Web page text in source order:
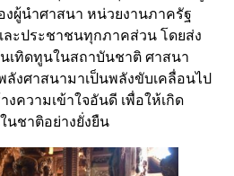
ผู้นำศาสนา หน่วยงานภาครัฐ
ะประชาชนทุกภาคส่วน โดยส่ง
เทิดทูนในสถาบันชาติ ศาสนา
งศาสนามาเป็นพลังขับเคลื่อนไป
ความเข้าใจอันดี เพื่อให้เกิด
ชาติอย่างยั่งยืน